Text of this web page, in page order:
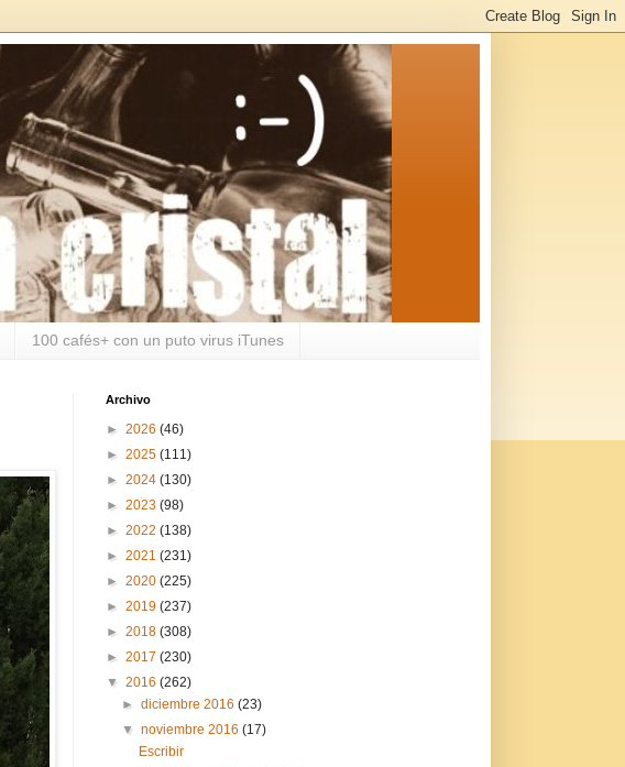
100 cafés+ con un puto virus iTunes
Archivo
► 2026 (46)
► 2025 (111)
► 2024 (130)
► 2023 (98)
► 2022 (138)
► 2021 (231)
► 2020 (225)
► 2019 (237)
► 2018 (308)
► 2017 (230)
▼ 2016 (262)
►diciembre 2016(23)
▼noviembre 2016(17)
Escribir